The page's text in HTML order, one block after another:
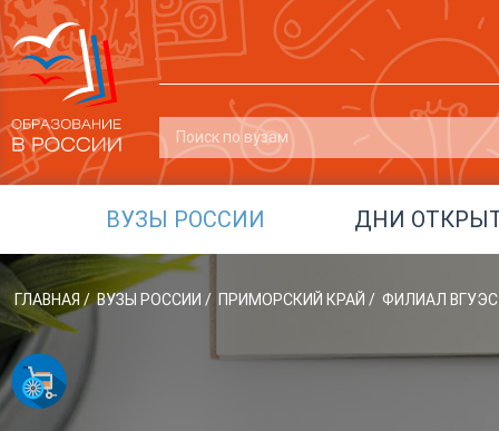
ВУЗЫ РОССИИ ДНИ
ГЛАВНАЯ / ВУЗЫ РОССИИ / ПРИМОРСКИЙ КРАЙ / ФИЛИАЛ